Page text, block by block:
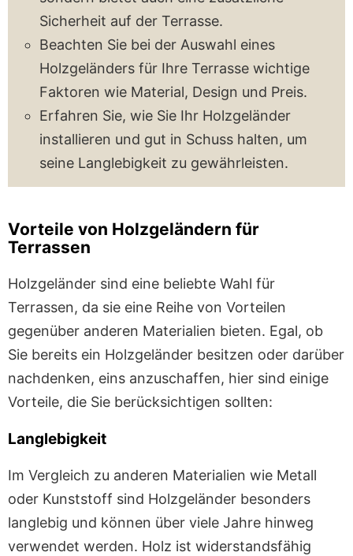
Sicherheit auf der Terrasse.
Beachten Sie bei der Auswahl eines
Holzgeländers für Ihre Terrasse wichtige
Faktoren wie Material, Design und Preis.
Erfahren Sie, wie Sie Ihr Holzgeländer
installieren und gut in Schuss halten, um
seine Langlebigkeit zu gewährleisten.
Vorteile von Holzgeländern für
Terrassen
Holzgeländer sind eine beliebte Wahl für
Terrassen, da sie eine Reihe von Vorteilen
gegenüber anderen Materialien bieten. Egal, ob
Sie bereits ein Holzgeländer besitzen oder darüber
nachdenken, eins anzuschaffen, hier sind einige
Vorteile, die Sie berücksichtigen sollten:
Langlebigkeit
Im Vergleich zu anderen Materialien wie Metall
oder Kunststoff sind Holzgeländer besonders
langlebig und können über viele Jahre hinweg
verwendet werden. Holz ist widerstandsfähig